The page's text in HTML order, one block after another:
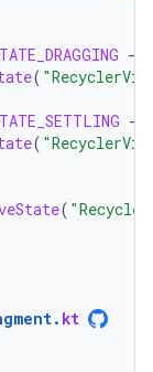
-
(
-
(
(
. kt